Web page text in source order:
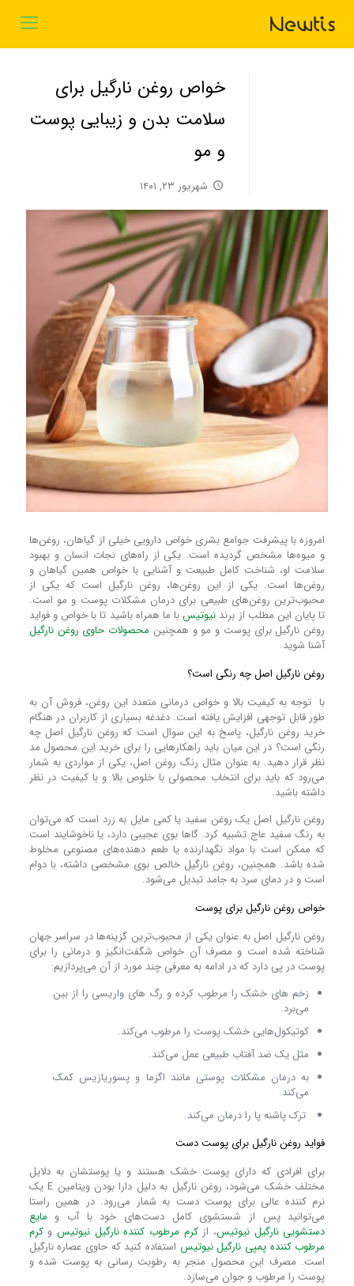
خواص روغن نارگیل برای
سلامت بدن و زیبایی پوست
و مو
شهریور ۲۳, ۱۴۰۱
امروزه با پیشرفت جوامع بشری خواص دارویی خیلی از گیاهان، روغن‌ها
و میوه‌ها مشخص گردیده است. یکی از راه‌های نجات انسان و بهبود
سلامت او، شناخت کامل طبیعت و آشنایی با خواص همین گیاهان و
روغن‌ها است. یکی از این روغن‌ها، روغن نارگیل است که یکی از
محبوب‌ترین روغن‌های طبیعی برای درمان مشکلات پوست و مو است.
تا پایان این مطلب از برند نیوتیسبا ما همراه باشید تا با خواص و فواید
روغن نارگیل برای پوست و مو و همچنین محصولات حاوی روغن نارگیل
آشنا شوید.
روغن نارگیل اصل چه رنگی است؟
با توجه به کیفیت بالا و خواص درمانی متعدد این روغن، فروش آن به
طور قابل توجهی افزایش یافته است. دغدغه‌ بسیاری از کاربران در هنگام
خرید روغن نارگیل، پاسخ به این سوال است که روغن نارگیل اصل چه
رنگی است؟ در این میان باید راهکارهایی را برای خرید این محصول مد
نظر قرار دهید. به عنوان مثال رنگ روغن اصل، یکی از مواردی به شمار
می‌رود که باید برای انتخاب محصولی با خلوص بالا و با کیفیت در نظر
داشته باشید.
روغن نارگیل اصل یک روغن سفید یا کمی مایل به زرد است که می‌توان
به رنگ سفید عاج تشبیه کرد. گاها بوی عجیبی دارد، یا ناخوشایند است
که ممکن است با مواد نگهدارنده یا طعم دهنده‌های مصنوعی مخلوط
شده باشد. همچنین، روغن نارگیل خالص بوی مشخصی داشته، با دوام
است و در دمای سرد به جامد تبدیل می‌شود.
خواص روغن نارگیل برای پوست
روغن نارگیل اصل به عنوان یکی از محبوب‌ترین گزینه‌ها در سراسر جهان
شناخته شده است و مصرف آن خواص شگفت‌انگیز و درمانی را برای
پوست در پی دارد که در ادامه به معرفی چند مورد از آن می‌پردازیم:
زخم های خشک را مرطوب کرده و رگ های واریسی را از بین
می‌برد.
کوتیکول‌هایی خشک پوست را مرطوب می‌کند.
مثل یک ضد آفتاب طبیعی عمل می‌کند.
به درمان مشکلات پوستی مانند اگزما و پسوریازیس کمک
می‌کند.
ترک پاشنه پا را درمان می‌کند.
فواید روغن نارگیل برای پوست دست
برای افرادی که دارای پوست خشک هستند و یا پوستشان به دلایل
مختلف خشک می‌شود، روغن نارگیل به دلیل دارا بودن ویتامین E یک
نرم کننده عالی برای پوست دست به شمار می‌رود. در همین راستا
می‌توانید پس از شستشوی کامل دست‌های خود با آب و مایع
دستشویی نارگیل نیوتیس، ازکرم مرطوب کننده نارگیل نیوتیسوکرم
مرطوب کننده پمپی نارگیل نیوتیس استفاده کنید که حاوی عصاره نارگیل
است. مصرف این محصول منجر به رطوبت رسانی به پوست شده و
پوست را مرطوب و جوان می‌سازد.